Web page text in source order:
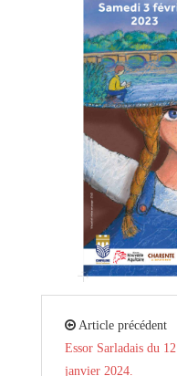
Article précédent
Essor Sarladais du 12
janvier 2024.